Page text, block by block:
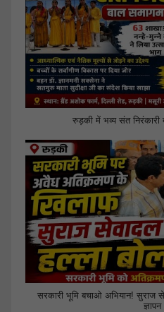
रुड़की में भव्य संत निरंकारी
सरकारी भूमि बचाओ अभियान! सुराज
ज्ञापन